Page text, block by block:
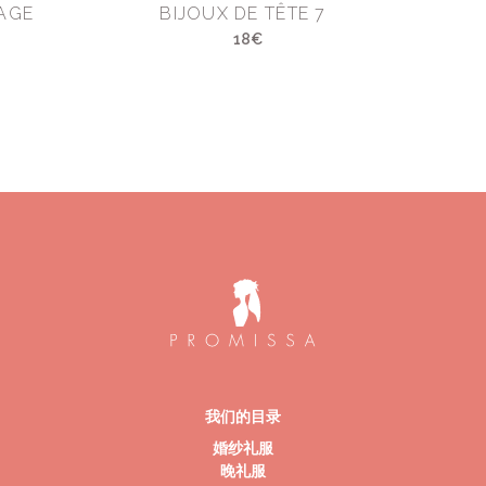
BIJOUX DE TÊTE 7
18€
我们的目录
婚纱礼服
晚礼服